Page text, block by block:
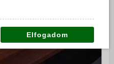
Elfogadom